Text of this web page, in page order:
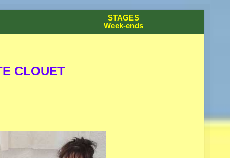
STAGES
Week-ends
CLOUET